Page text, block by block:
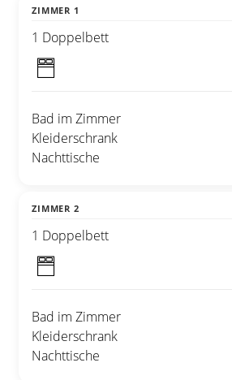
ZIMMER 1
1 Doppelbett
Bad im Zimmer
Kleiderschrank
Nachttische
ZIMMER 2
1 Doppelbett
Bad im Zimmer
Kleiderschrank
Nachttische